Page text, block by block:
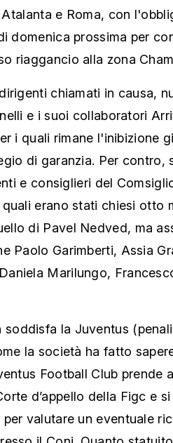
e Roma, con
domenica prossima per
riaggancio alla zona
chiamati in causa,
e i suoi collaboratori
i quali rimane l'inibizione
di garanzia. Per contro,
e consiglieri del
erano stati chiesi otto
di Pavel Nedved, ma
Paolo Garimberti, Assia
Marilungo,
soddisfa la Juventus
la società ha fatto
Football Club prende
d’appello della Figc e
valutare un eventuale